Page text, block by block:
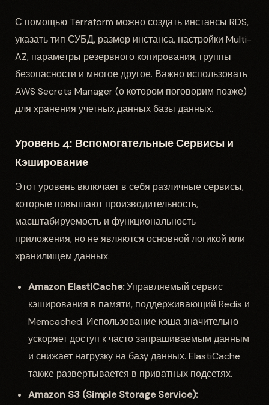
С помощью Terraform можно создать инстансы RDS,
указать тип СУБД, размер инстанса, настройки Multi-
AZ, параметры резервного копирования, группы
безопасности и многое другое. Важно использовать
AWS Secrets Manager (о котором поговорим позже)
для хранения учетных данных базы данных.
Уровень 4: Вспомогательные Сервисы и
Кэширование
Этот уровень включает в себя различные сервисы,
которые повышают производительность,
масштабируемость и функциональность
приложения, но не являются основной логикой или
хранилищем данных.
Amazon ElastiCache:Управляемый сервис
кэширования в памяти, поддерживающий Redis и
Memcached. Использование кэша значительно
ускоряет доступ к часто запрашиваемым данным
и снижает нагрузку на базу данных. ElastiCache
также развертывается в приватных подсетях.
Amazon S3 (Simple Storage Service):